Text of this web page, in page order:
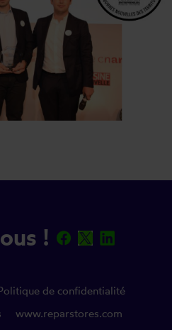
!
de confidentialité
www.reparstores.com